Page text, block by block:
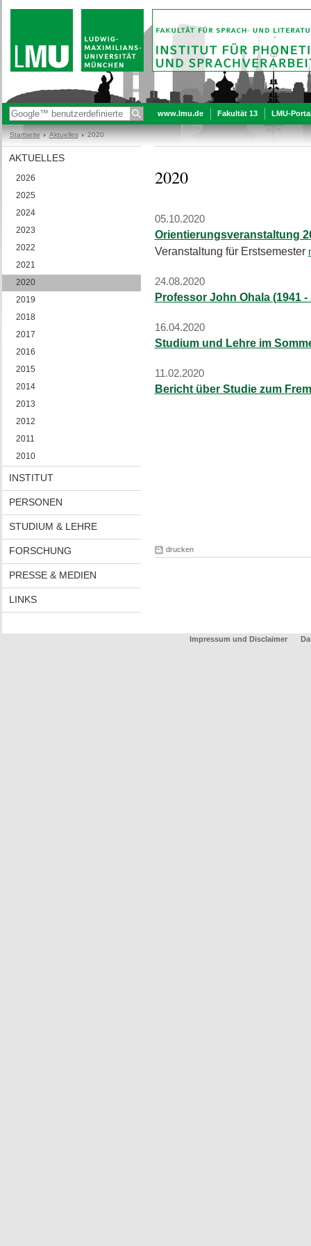
www.lmu.de Fakultät 13 LMU-
Startseite Aktuelles 2020
AKTUELLES
2026
2025
2024
2023
2022
2021
2020
2019
2018
2017
2016
2015
2014
2013
2012
2011
2010
INSTITUT
PERSONEN
STUDIUM & LEHRE
FORSCHUNG
PRESSE & MEDIEN
LINKS
2020
05.10.2020
Orientierungsveranstaltung
Veranstaltung für Erstsemester
24.08.2020
Professor John Ohala (1941 -
16.04.2020
Studium und Lehre im
11.02.2020
Bericht über Studie zum
drucken
Impressum und Disclaimer